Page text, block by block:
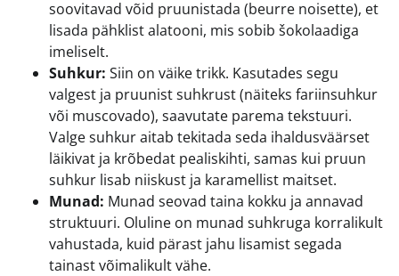
soovitavad võid pruunistada (beurre noisette), et
lisada pähklist alatooni, mis sobib šokolaadiga
imeliselt.
Suhkur: Siin on väike trikk. Kasutades segu
valgest ja pruunist suhkrust (näiteks fariinsuhkur
või muscovado), saavutate parema tekstuuri.
Valge suhkur aitab tekitada seda ihaldusväärset
läikivat ja krõbedat pealiskihti, samas kui pruun
suhkur lisab niiskust ja karamellist maitset.
Munad: Munad seovad taina kokku ja annavad
struktuuri. Oluline on munad suhkruga korralikult
vahustada, kuid pärast jahu lisamist segada
tainast võimalikult vähe.